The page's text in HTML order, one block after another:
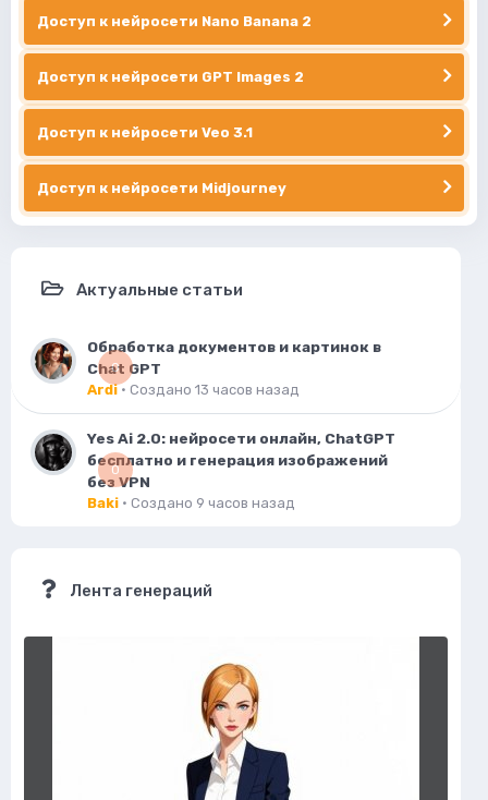
Доступ к нейросети Nano Banana 2
Доступ к нейросети GPT Images 2
Доступ к нейросети Veo 3.1
Доступ к нейросети Midjourney
Актуальные статьи
0
Обработка документов и картинок в
Chat GPT
Ardi· Создано 13 часов назад
0
Yes Ai 2.0: нейросети онлайн, ChatGPT
бесплатно и генерация изображений
без VPN
Baki · Создано 9 часов назад
Лента генераций